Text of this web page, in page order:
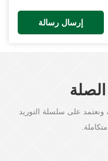
إرسال رسالة
على سلسلة التوريد